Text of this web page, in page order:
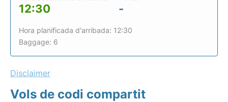
12:30 -
Hora planificada d'arribada: 12:30
Baggage: 6
Disclaimer
Vols de codi compartit